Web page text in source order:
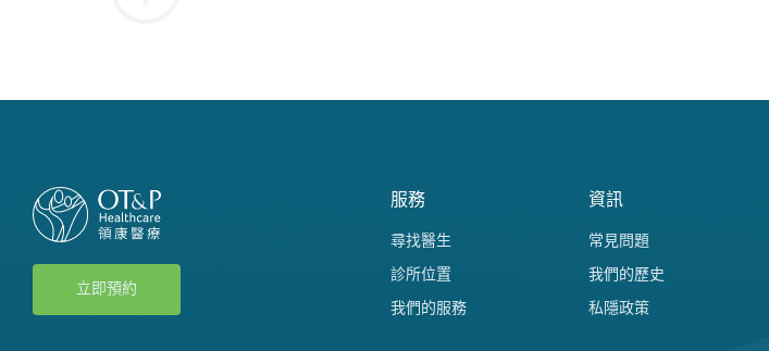
立即預約
服務
尋找醫生
診所位置
我們的服務
資訊
常見問題
我們的歷史
私隱政策